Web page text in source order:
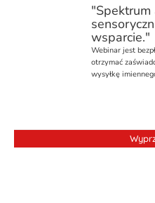
"Spektrum
wsparcie."
Webinar jest
otrzymać
wysyłkę